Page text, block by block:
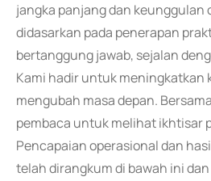
jangka panjang dan keunggulan
didasarkan pada penerapan
bertanggung jawab, sejalan
Kami hadir untuk meningkatkan
mengubah masa depan.
pembaca untuk melihat ikhtisar
Pencapaian operasional dan
telah dirangkum di bawah ini